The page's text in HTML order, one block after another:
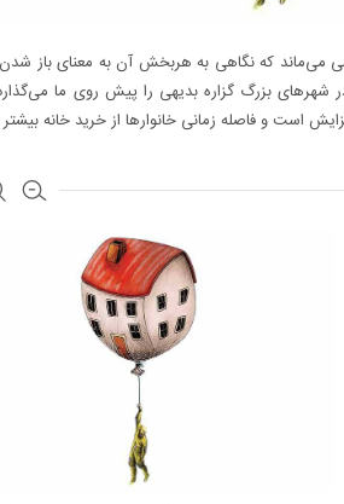
می‌ماند که نگاهی به هربخش آن به معنای باز
بزرگ گزاره بدیهی را پیش روی ما
است و فاصله زمانی خانوارها از خرید خانه